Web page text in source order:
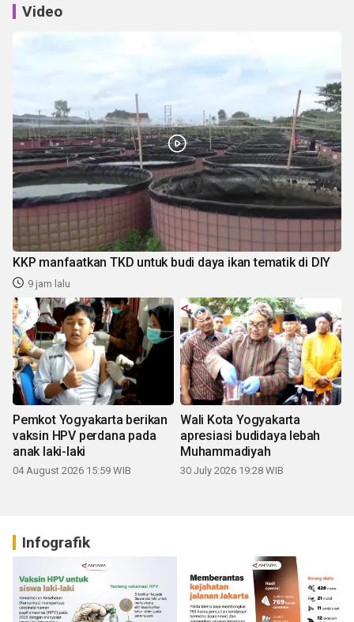
Video
KKP manfaatkan TKD untuk budi daya ikan tematik di DIY
9 jam lalu
Pemkot Yogyakarta berikan
vaksin HPV perdana pada
anak laki-laki
04 August 2026 15:59 WIB
Wali Kota Yogyakarta
apresiasi budidaya lebah
Muhammadiyah
30 July 2026 19:28 WIB
Infografik